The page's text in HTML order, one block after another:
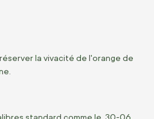
la vivacité de l'orange de